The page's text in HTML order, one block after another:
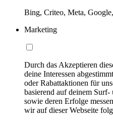
Bing, Criteo, Meta,
Marketing
Durch das Akzeptieren
deine Interessen
oder Rabattaktionen für
basierend auf deinem
sowie deren Erfolge
wir auf dieser Webseite